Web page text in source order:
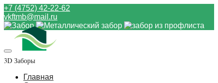
+7 (4752) 42-22-62
vkftmb@mail.ru
3D Заборы
Главная